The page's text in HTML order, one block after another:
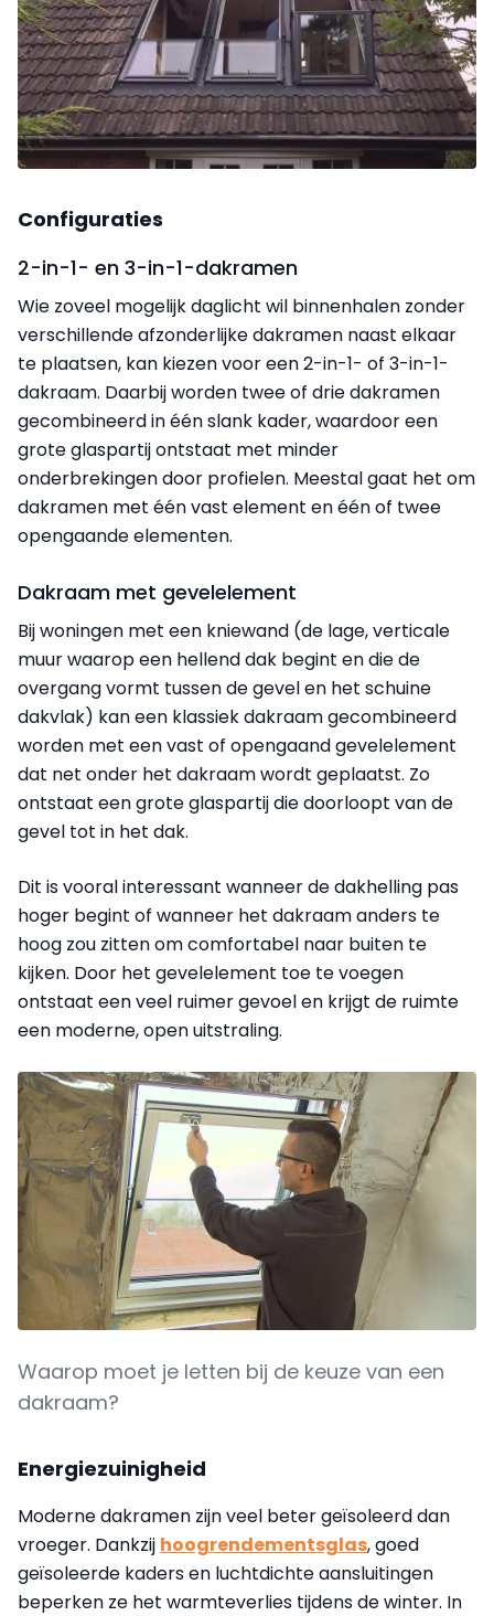
Configuraties
2-in-1- en 3-in-1-dakramen
Wie zoveel mogelijk daglicht wil binnenhalen zonder
verschillende afzonderlijke dakramen naast elkaar
te plaatsen, kan kiezen voor een 2-in-1- of 3-in-1-
dakraam. Daarbij worden twee of drie dakramen
gecombineerd in één slank kader, waardoor een
grote glaspartij ontstaat met minder
onderbrekingen door profielen. Meestal gaat het om
dakramen met één vast element en één of twee
opengaande elementen.
Dakraam met gevelelement
Bij woningen met een kniewand (de lage, verticale
muur waarop een hellend dak begint en die de
overgang vormt tussen de gevel en het schuine
dakvlak) kan een klassiek dakraam gecombineerd
worden met een vast of opengaand gevelelement
dat net onder het dakraam wordt geplaatst. Zo
ontstaat een grote glaspartij die doorloopt van de
gevel tot in het dak.
Dit is vooral interessant wanneer de dakhelling pas
hoger begint of wanneer het dakraam anders te
hoog zou zitten om comfortabel naar buiten te
kijken. Door het gevelelement toe te voegen
ontstaat een veel ruimer gevoel en krijgt de ruimte
een moderne, open uitstraling.
Waarop moet je letten bij de keuze van een
dakraam?
Energiezuinigheid
Moderne dakramen zijn veel beter geïsoleerd dan
vroeger. Dankzij hoogrendementsglas, goed
geïsoleerde kaders en luchtdichte aansluitingen
beperken ze het warmteverlies tijdens de winter. In